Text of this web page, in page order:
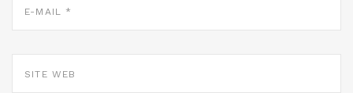
MAIL
WEB